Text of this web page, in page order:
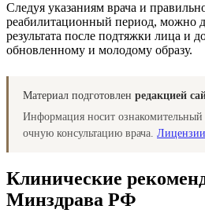
Следуя указаниям врача и
реабилитационный период, можно
результата после подтяжки лица и
обновленному и молодому образу.
Материал подготовлен редакцией
Информация носит ознакомительный
очную консультацию врача.
Клинические
Минздрава РФ